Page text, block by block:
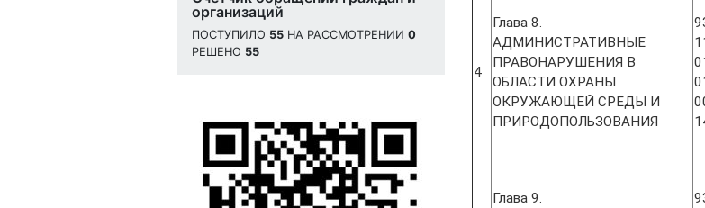
организаций
ПОСТУПИЛО 55 НА РАССМОТРЕНИИ 0
РЕШЕНО 55
4
Глава 8.
АДМИНИСТРАТИВНЫЕ
ПРАВОНАРУШЕНИЯ В
ОБЛАСТИ ОХРАНЫ
ОКРУЖАЮЩЕЙ СРЕДЫ И
ПРИРОДОПОЛЬЗОВАНИЯ
Глава 9.